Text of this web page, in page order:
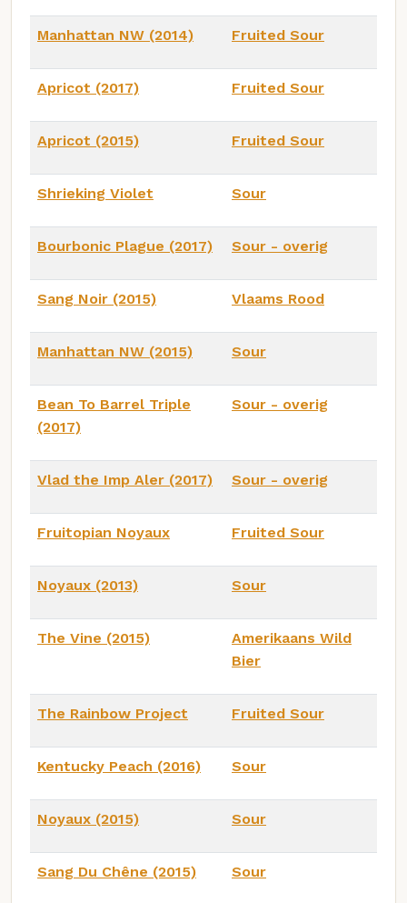
Manhattan NW (2014) Fruited Sour
Apricot (2017) Fruited Sour
Apricot (2015) Fruited Sour
Shrieking Violet Sour
Bourbonic Plague (2017) Sour - overig
Sang Noir (2015) Vlaams Rood
Manhattan NW (2015) Sour
Bean To Barrel Triple
(2017)
Sour - overig
Vlad the Imp Aler (2017) Sour - overig
Fruitopian Noyaux Fruited Sour
Noyaux (2013) Sour
The Vine (2015)
Amerikaans Wild
Bier
The Rainbow Project Fruited Sour
Kentucky Peach (2016) Sour
Noyaux (2015) Sour
Sang Du Chêne (2015) Sour